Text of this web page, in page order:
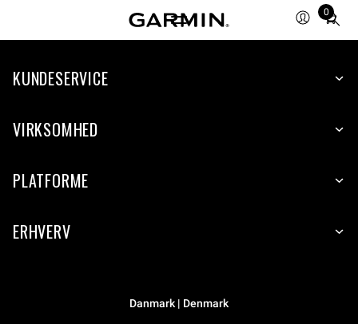
0
Total
KUNDESERVICE
VIRKSOMHED
PLATFORME
ERHVERV
Danmark | Denmark